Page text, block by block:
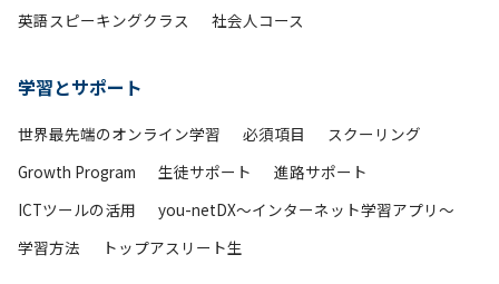
英語スピーキングクラス
社会人コース
学習とサポート
世界最先端のオンライン学習 必須項目
スクーリング
Growth Program
生徒サポート
進路サポート
ICTツールの活用
you-netDX～インターネット学習アプリ～
学習方法
トップアスリート生